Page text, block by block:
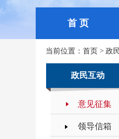
首 页
当前位置： 首页 > 政
政民互动
意见征集
领导信箱